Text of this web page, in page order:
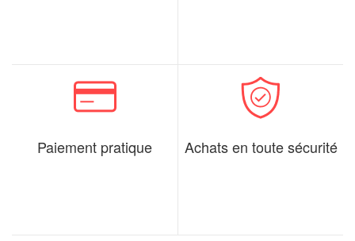
Paiement pratique Achats en toute sécurité